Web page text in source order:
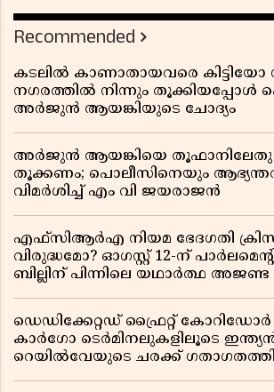
Recommended
കടലിൽ കാണാതായവരെ കിട്ടിയോ
നഗരത്തിൽ നിന്നും തൂക്കിയപ്പോൾ
അർജുൻ ആയങ്കിയുടെ ചോദ്യം
അർജുൻ ആയങ്കിയെ
തൂക്കണം; പൊലീസിനെയും
വിമർശിച്ച് എം വി ജയരാജൻ
എഫ്സിആർഎ നിയമ ഭേദഗതി
വിരുദ്ധമോ? ഓഗസ്റ്റ് 12-ന്
ബില്ലിന് പിന്നിലെ യഥാർത്ഥ
ഡെഡിക്കേറ്റഡ് ഫ്രൈറ്റ്
കാർഗോ ടെർമിനലുകളിലൂടെ
റെയിൽവേയുടെ ചരക്ക്